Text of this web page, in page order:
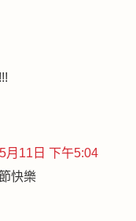
月11日 下午5:04
快樂